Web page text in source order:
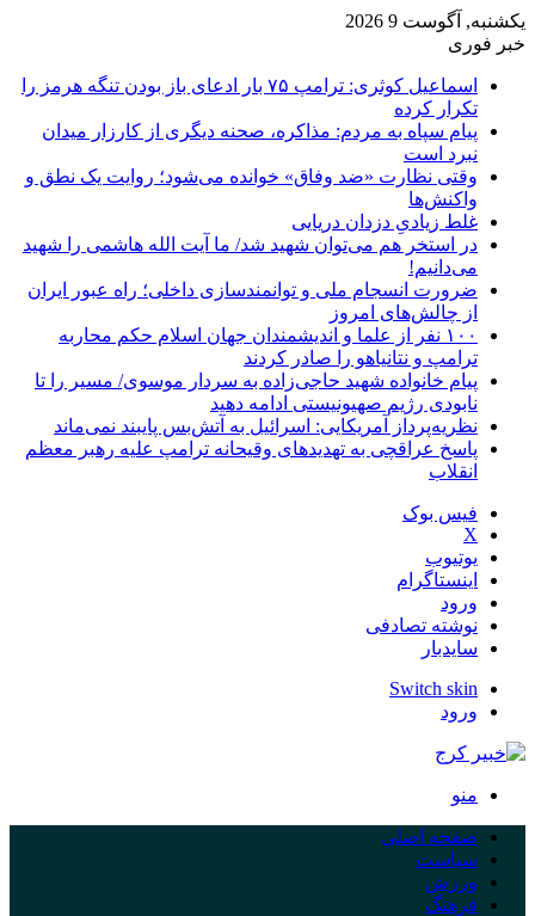
یکشنبه, آگوست 9 2026
خبر فوری
اسماعیل کوثری: ترامپ ۷۵ بار ادعای باز بودن تنگه هرمز را
تکرار کرده
پیام سپاه به مردم: مذاکره، صحنه دیگری از کارزار میدان
نبرد است
وقتی نظارت «ضد وفاق» خوانده می‌شود؛ روایت یک نطق و
واکنش‌ها
غلط زیادیِ دزدان دریایی
در استخر هم می‌توان شهید شد/ ما آیت الله هاشمی را شهید
می‌دانیم!
ضرورت انسجام ملی و توانمندسازی داخلی؛ راه عبور ایران
از چالش‌های امروز
۱۰۰ نفر از علما و اندیشمندان جهان اسلام حکم محاربه
ترامپ و نتانیاهو را صادر کردند
پیام خانواده شهید حاجی‌زاده به سردار موسوی/ مسیر را تا
نابودی رژیم صهیونیستی ادامه دهید
نظریه‌پرداز آمریکایی: اسرائیل به آتش‌بس پایبند نمی‌ماند
پاسخ عراقچی به تهدیدهای وقیحانه ترامپ علیه رهبر معظم
انقلاب
فیس بوک
X
یوتیوب
اینستاگرام
ورود
نوشته تصادفی
سایدبار
Switch skin
ورود
منو
صفحه اصلی
سیاست
ورزش
فرهنگ